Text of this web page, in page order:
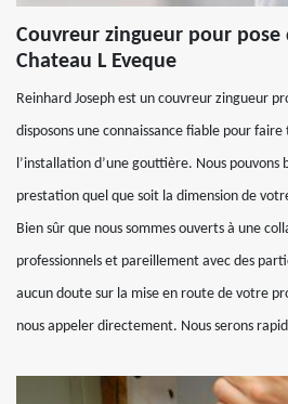
Couvreur zingueur pour pose
Chateau L Eveque
Reinhard Joseph est un couvreur zingueur
disposons une connaissance fiable pour
l’installation d’une gouttière. Nous
prestation quel que soit la dimension de
Bien sûr que nous sommes ouverts à une
professionnels et pareillement avec des
aucun doute sur la mise en route de votre
nous appeler directement. Nous serons